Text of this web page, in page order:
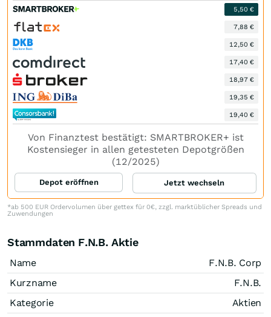
5,50 €
7,88 €
12,50 €
17,40 €
18,97 €
19,35 €
19,40 €
Von Finanztest bestätigt: SMARTBROKER+ ist
Kostensieger in allen getesteten Depotgrößen
(12/2025)
Depot eröffnen Jetzt wechseln
*ab 500 EUR Ordervolumen über gettex für 0€, zzgl. marktüblicher Spreads und
Zuwendungen
Stammdaten F.N.B. Aktie
Name
F.N.B. Corp
Kurzname
F.N.B.
Kategorie
Aktien